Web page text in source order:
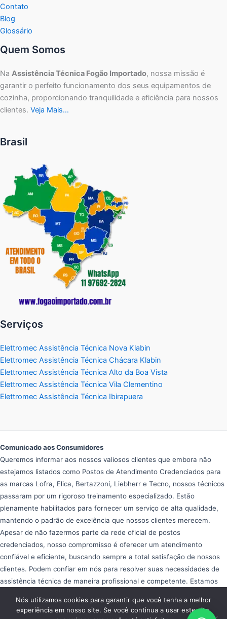
Contato
Blog
Glossário
Quem Somos
Na Assistência Técnica Fogão Importado, nossa missão é
garantir o perfeito funcionamento dos seus equipamentos de
cozinha, proporcionando tranquilidade e eficiência para nossos
clientes. Veja Mais…
Brasil
Serviços
Elettromec Assistência Técnica Nova Klabin
Elettromec Assistência Técnica Chácara Klabin
Elettromec Assistência Técnica Alto da Boa Vista
Elettromec Assistência Técnica Vila Clementino
Elettromec Assistência Técnica Ibirapuera
Comunicado aos Consumidores
Queremos informar aos nossos valiosos clientes que embora não
estejamos listados como Postos de Atendimento Credenciados para
as marcas Lofra, Elica, Bertazzoni, Liebherr e Tecno, nossos técnicos
passaram por um rigoroso treinamento especializado. Estão
plenamente habilitados para fornecer um serviço de alta qualidade,
mantendo o padrão de excelência que nossos clientes merecem.
Apesar de não fazermos parte da rede oficial de postos
credenciados, nosso compromisso é oferecer um atendimento
confiável e eficiente, buscando sempre a total satisfação de nossos
clientes. Podem confiar em nós para resolver suas necessidades de
assistência técnica de maneira profissional e competente. Estamos
forma possível, proporcionando tranquilidade e eficiência em seu dia
Nós utilizamos cookies para garantir que você tenha a melhor
experiência em nosso site. Se você continua a usar este site,